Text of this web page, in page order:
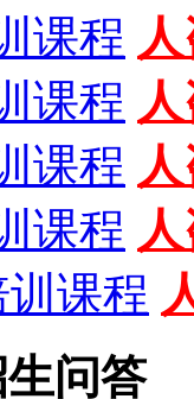
课程
课程
课程
课程
课程
问答